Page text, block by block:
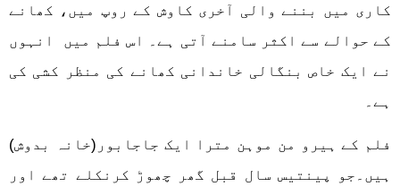
کاری میں بننے والی آخری کاوش کے روپ میں، کھانے
کے حوالے سے اکثر سامنے آتی ہے۔ اس فلم میں انہوں
نے ایک خاص بنگالی خاندانی کھانے کی منظر کشی کی
ہے۔
فلم کے ہیرو من موہن مترا ایک جاجابور(خانہ بدوش)
ہیں۔جو پینتیس سال قبل گھر چھوڑ کرنکلے تھے اور